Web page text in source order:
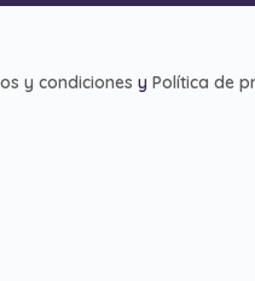
y condiciones y Política de